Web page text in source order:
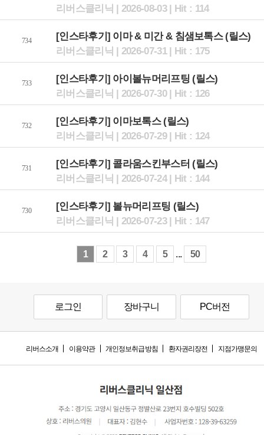
리버스클리닉 | 2026-08-03 | Hit : 114
734
[인스타후기] 이마 & 미간 & 침샘보톡스 (릴스)
리버스클리닉 | 2026-07-31 | Hit : 175
733
[인스타후기] 아이볼뉴머리프팅 (릴스)
리버스클리닉 | 2026-07-30 | Hit : 126
732
[인스타후기] 이마보톡스 (릴스)
리버스클리닉 | 2026-07-29 | Hit : 124
731
[인스타후기] 콜라움스킨부스터 (릴스)
리버스클리닉 | 2026-07-24 | Hit : 144
730
[인스타후기] 볼뉴머리프팅 (릴스)
리버스클리닉 | 2026-07-23 | Hit : 147
1 2 3 4 5 ... 50
로그인 장바구니 PC버전
리버스소개 이용약관 개인정보취급방침 환자권리장전 지점가맹문의